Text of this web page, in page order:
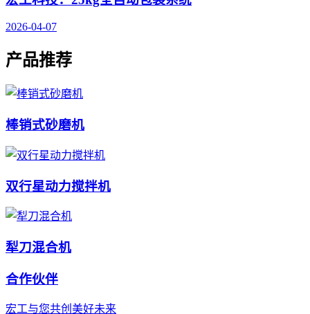
2026-04-07
产品推荐
棒销式砂磨机
双行星动力搅拌机
犁刀混合机
合作伙伴
宏工与您共创美好未来